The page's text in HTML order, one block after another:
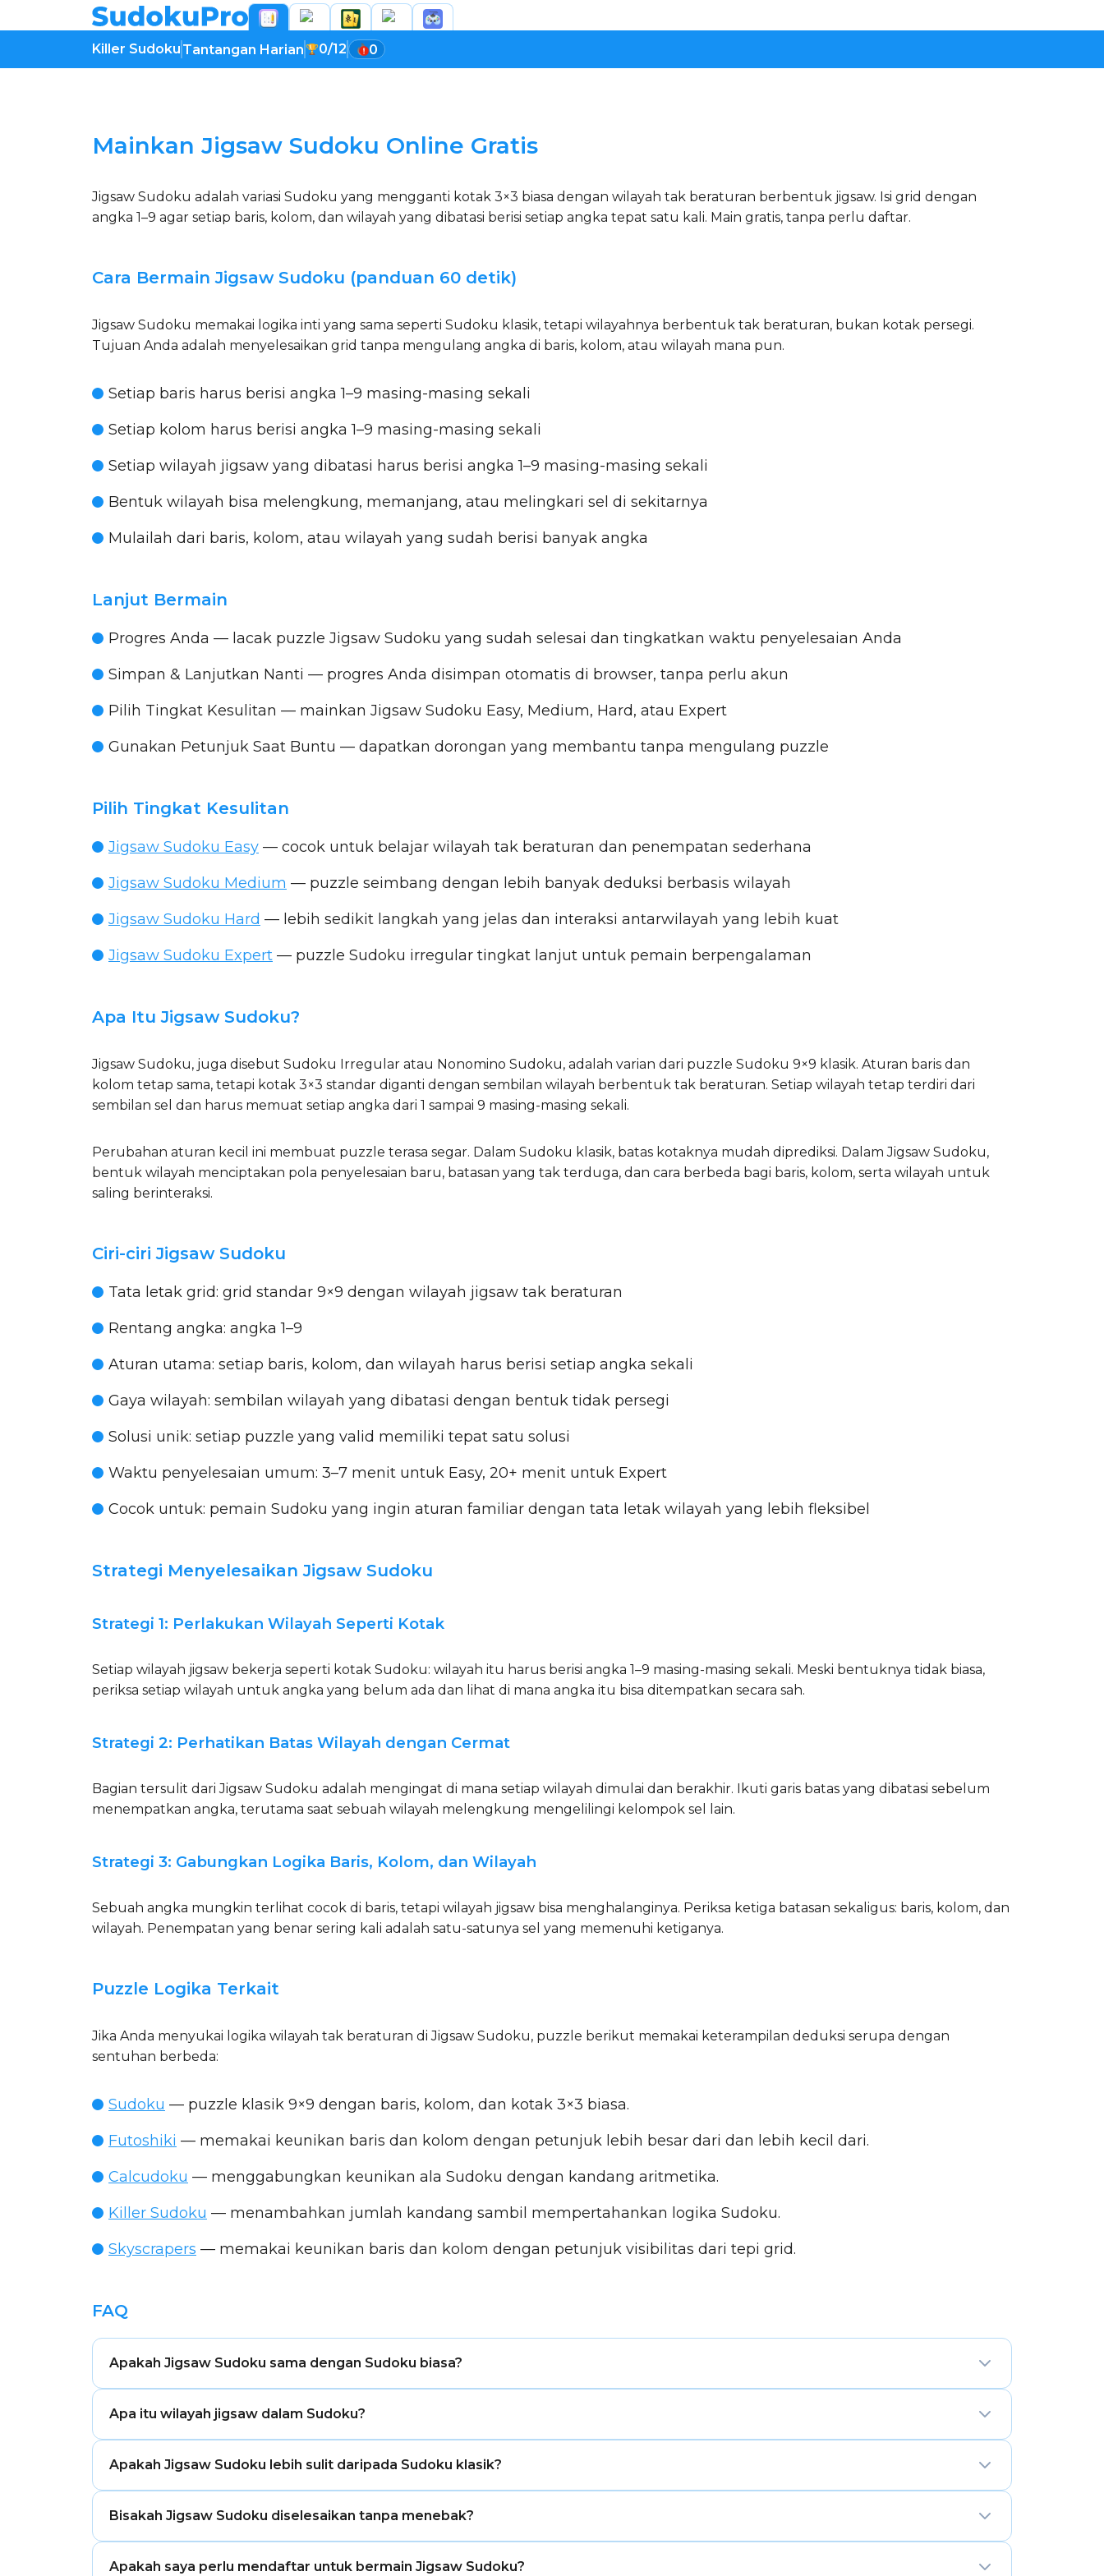
Killer Sudoku Tantangan Harian 0/12 0
Mainkan Jigsaw Sudoku Online Gratis
Jigsaw Sudoku adalah variasi Sudoku yang mengganti kotak 3×3 biasa dengan wilayah tak beraturan berbentuk jigsaw. Isi grid dengan
angka 1–9 agar setiap baris, kolom, dan wilayah yang dibatasi berisi setiap angka tepat satu kali. Main gratis, tanpa perlu daftar.
Cara Bermain Jigsaw Sudoku (panduan 60 detik)
Jigsaw Sudoku memakai logika inti yang sama seperti Sudoku klasik, tetapi wilayahnya berbentuk tak beraturan, bukan kotak persegi.
Tujuan Anda adalah menyelesaikan grid tanpa mengulang angka di baris, kolom, atau wilayah mana pun.
Setiap baris harus berisi angka 1–9 masing-masing sekali
Setiap kolom harus berisi angka 1–9 masing-masing sekali
Setiap wilayah jigsaw yang dibatasi harus berisi angka 1–9 masing-masing sekali
Bentuk wilayah bisa melengkung, memanjang, atau melingkari sel di sekitarnya
Mulailah dari baris, kolom, atau wilayah yang sudah berisi banyak angka
Lanjut Bermain
Progres Anda — lacak puzzle Jigsaw Sudoku yang sudah selesai dan tingkatkan waktu penyelesaian Anda
Simpan & Lanjutkan Nanti — progres Anda disimpan otomatis di browser, tanpa perlu akun
Pilih Tingkat Kesulitan — mainkan Jigsaw Sudoku Easy, Medium, Hard, atau Expert
Gunakan Petunjuk Saat Buntu — dapatkan dorongan yang membantu tanpa mengulang puzzle
Pilih Tingkat Kesulitan
Jigsaw Sudoku Easy — cocok untuk belajar wilayah tak beraturan dan penempatan sederhana
Jigsaw Sudoku Medium — puzzle seimbang dengan lebih banyak deduksi berbasis wilayah
Jigsaw Sudoku Hard — lebih sedikit langkah yang jelas dan interaksi antarwilayah yang lebih kuat
Jigsaw Sudoku Expert — puzzle Sudoku irregular tingkat lanjut untuk pemain berpengalaman
Apa Itu Jigsaw Sudoku?
Jigsaw Sudoku, juga disebut Sudoku Irregular atau Nonomino Sudoku, adalah varian dari puzzle Sudoku 9×9 klasik. Aturan baris dan
kolom tetap sama, tetapi kotak 3×3 standar diganti dengan sembilan wilayah berbentuk tak beraturan. Setiap wilayah tetap terdiri dari
sembilan sel dan harus memuat setiap angka dari 1 sampai 9 masing-masing sekali.
Perubahan aturan kecil ini membuat puzzle terasa segar. Dalam Sudoku klasik, batas kotaknya mudah diprediksi. Dalam Jigsaw Sudoku,
bentuk wilayah menciptakan pola penyelesaian baru, batasan yang tak terduga, dan cara berbeda bagi baris, kolom, serta wilayah untuk
saling berinteraksi.
Ciri-ciri Jigsaw Sudoku
Tata letak grid: grid standar 9×9 dengan wilayah jigsaw tak beraturan
Rentang angka: angka 1–9
Aturan utama: setiap baris, kolom, dan wilayah harus berisi setiap angka sekali
Gaya wilayah: sembilan wilayah yang dibatasi dengan bentuk tidak persegi
Solusi unik: setiap puzzle yang valid memiliki tepat satu solusi
Waktu penyelesaian umum: 3–7 menit untuk Easy, 20+ menit untuk Expert
Cocok untuk: pemain Sudoku yang ingin aturan familiar dengan tata letak wilayah yang lebih fleksibel
Strategi Menyelesaikan Jigsaw Sudoku
Strategi 1: Perlakukan Wilayah Seperti Kotak
Setiap wilayah jigsaw bekerja seperti kotak Sudoku: wilayah itu harus berisi angka 1–9 masing-masing sekali. Meski bentuknya tidak biasa,
periksa setiap wilayah untuk angka yang belum ada dan lihat di mana angka itu bisa ditempatkan secara sah.
Strategi 2: Perhatikan Batas Wilayah dengan Cermat
Bagian tersulit dari Jigsaw Sudoku adalah mengingat di mana setiap wilayah dimulai dan berakhir. Ikuti garis batas yang dibatasi sebelum
menempatkan angka, terutama saat sebuah wilayah melengkung mengelilingi kelompok sel lain.
Strategi 3: Gabungkan Logika Baris, Kolom, dan Wilayah
Sebuah angka mungkin terlihat cocok di baris, tetapi wilayah jigsaw bisa menghalanginya. Periksa ketiga batasan sekaligus: baris, kolom, dan
wilayah. Penempatan yang benar sering kali adalah satu-satunya sel yang memenuhi ketiganya.
Puzzle Logika Terkait
Jika Anda menyukai logika wilayah tak beraturan di Jigsaw Sudoku, puzzle berikut memakai keterampilan deduksi serupa dengan
sentuhan berbeda:
Sudoku — puzzle klasik 9×9 dengan baris, kolom, dan kotak 3×3 biasa.
Futoshiki — memakai keunikan baris dan kolom dengan petunjuk lebih besar dari dan lebih kecil dari.
Calcudoku — menggabungkan keunikan ala Sudoku dengan kandang aritmetika.
Killer Sudoku — menambahkan jumlah kandang sambil mempertahankan logika Sudoku.
Skyscrapers — memakai keunikan baris dan kolom dengan petunjuk visibilitas dari tepi grid.
FAQ
Apakah Jigsaw Sudoku sama dengan Sudoku biasa?
beraturan berbentuk jigsaw.
Apa itu wilayah jigsaw dalam Sudoku?
bukan persegi biasa.
Apakah Jigsaw Sudoku lebih sulit daripada Sudoku klasik?
Sudoku klasik.
Bisakah Jigsaw Sudoku diselesaikan tanpa menebak?
Apakah saya perlu mendaftar untuk bermain Jigsaw Sudoku?